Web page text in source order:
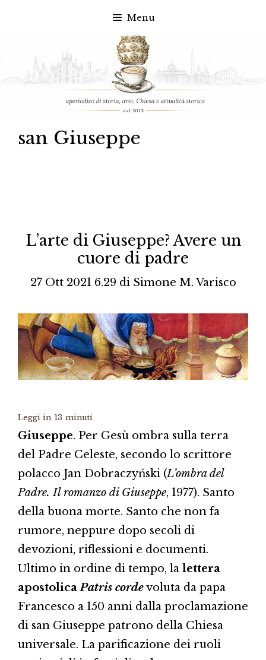
contenuto
Menu
san Giuseppe
L’arte di Giuseppe? Avere un
cuore di padre
27 Ott 2021 6.29 di Simone M. Varisco
Leggi in 13 minuti
Giuseppe. Per Gesù ombra sulla terra
del Padre Celeste, secondo lo scrittore
polacco Jan Dobraczyński (L’ombra del
Padre. Il romanzo di Giuseppe, 1977). Santo
della buona morte. Santo che non fa
rumore, neppure dopo secoli di
devozioni, riflessioni e documenti.
Ultimo in ordine di tempo, la lettera
apostolicaPatris cordevoluta da papa
Francesco a 150 anni dalla proclamazione
di san Giuseppe patrono della Chiesa
universale. La parificazione dei ruoli